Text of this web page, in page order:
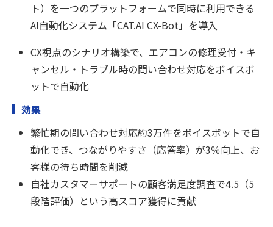
ト）を一つのプラットフォームで同時に利用できる
AI自動化システム「CAT.AI CX-Bot」を導入
CX視点のシナリオ構築で、エアコンの修理受付・キ
ャンセル・トラブル時の問い合わせ対応をボイスボ
ットで自動化
効果
繁忙期の問い合わせ対応約3万件をボイスボットで自
動化でき、つながりやすさ（応答率）が3％向上、お
客様の待ち時間を削減
自社カスタマーサポートの顧客満足度調査で4.5（5
段階評価）という高スコア獲得に貢献